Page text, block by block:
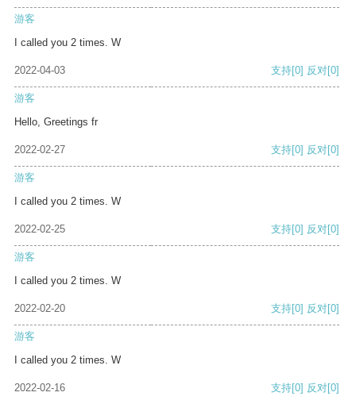
游客
I called you 2 times. W
2022-04-03 支持[0] 反对[0]
游客
Hello, Greetings fr
2022-02-27 支持[0] 反对[0]
游客
I called you 2 times. W
2022-02-25 支持[0] 反对[0]
游客
I called you 2 times. W
2022-02-20 支持[0] 反对[0]
游客
I called you 2 times. W
2022-02-16 支持[0] 反对[0]